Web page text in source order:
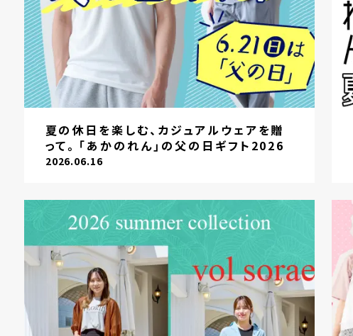
夏の休日を楽しむ、カジュアルウェアを贈
って。「あかのれん」の父の日ギフト2026
2026.06.16